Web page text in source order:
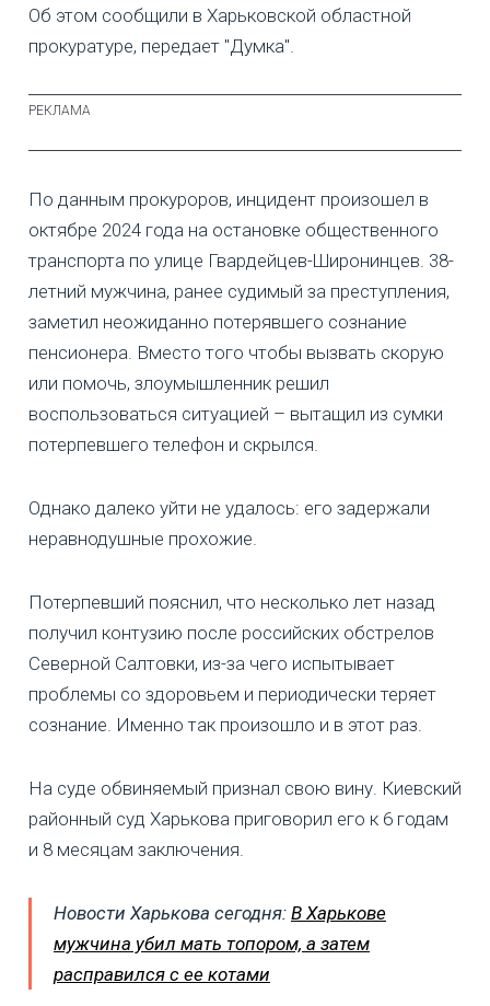
Об этом сообщили в Харьковской областной
прокуратуре, передает "Думка".
По данным прокуроров, инцидент произошел в
октябре 2024 года на остановке общественного
транспорта по улице Гвардейцев-Широнинцев. 38-
летний мужчина, ранее судимый за преступления,
заметил неожиданно потерявшего сознание
пенсионера. Вместо того чтобы вызвать скорую
или помочь, злоумышленник решил
воспользоваться ситуацией – вытащил из сумки
потерпевшего телефон и скрылся.
Однако далеко уйти не удалось: его задержали
неравнодушные прохожие.
Потерпевший пояснил, что несколько лет назад
получил контузию после российских обстрелов
Северной Салтовки, из-за чего испытывает
проблемы со здоровьем и периодически теряет
сознание. Именно так произошло и в этот раз.
На суде обвиняемый признал свою вину. Киевский
районный суд Харькова приговорил его к 6 годам
и 8 месяцам заключения.
Новости Харькова сегодня: В Харькове
мужчина убил мать топором, а затем
расправился с ее котами